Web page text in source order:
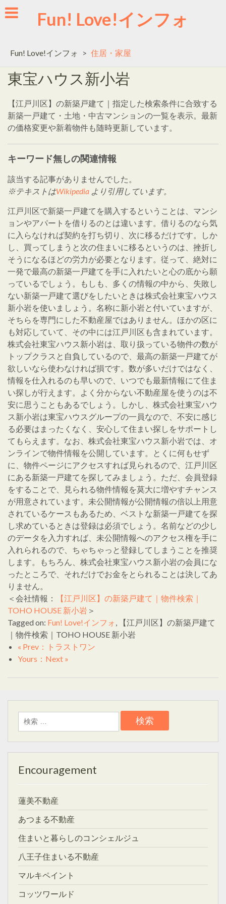
Skip
to
Fun! Love!インフォ
Fun! Love!インフォ > 住居・家屋
東宝ハウス新小岩
【江戸川区】の新築戸建て｜指定した検索条件に合致する
新築一戸建て・土地・中古マンションの一覧を表示。最新
の価格変更や新着物件も随時更新しています。
キーワード無しの関連情報
該当する記事がありませんでした。
※テキストはWikipedia より引用しています。
江戸川区で新築一戸建てを購入するということは、マンシ
ョンやアパートを借りるのとは違います。借りるのなら気
に入らなければ契約を打ち切り、次に移るだけです。しか
し、買ってしまうと次の住まいに移るというのは、挫折し
そうになるほどの労力が必要となります。従って、絶対に
一発で最高の新築一戸建てを手に入れたいと心の底から願
っているでしょう。もしも、多くの情報の中から、失敗し
ない新築一戸建て選びをしたいときは株式会社東宝ハウス
新小岩を使いましょう。名称に新小岩と付いていますが、
そちらを専門にした不動産屋ではありません。ほかの区に
も対応していて、その中には江戸川区も含まれています。
株式会社東宝ハウス新小岩は、取り扱っている物件の数が
トップクラスと自負しているので、最高の新築一戸建てが
欲しいなら使わなければ損です。数が多いだけではなく、
情報を仕入れるのも早いので、いつでも最新情報にて住ま
い探しが行えます。よく分からない不動産屋を使うのは不
安に思うこともあるでしょう。しかし、株式会社東宝ハウ
ス新小岩は東宝ハウスグループの一員なので、不安に感じ
る必要はまったくなく、安心して住まい探しをサポートし
てもらえます。なお、株式会社東宝ハウス新小岩では、オ
ンラインで物件情報を公開しています。とくに何もせず
に、物件ページにアクセスすれば見られるので、江戸川区
にある新築一戸建てを探してみましょう。ただ、会員登録
をすることで、見られる物件情報を莫大に増やすチャンス
が用意されています。未公開情報が公開情報の倍以上用意
されているケースもあるため、ベストな新築一戸建てを探
し求めているときは登録は必須でしょう。名前などの少し
のデータを入力すれば、未公開情報へのアクセス権を手に
入れられるので、ちゃちゃっと登録してしまうことを推奨
します。もちろん、株式会社東宝ハウス新小岩の会員にな
ったところで、それだけでお金をとられることは決してあ
りません。
＜会社情報：
【江戸川区】の新築戸建て｜物件検索｜
TOHO HOUSE 新小岩 ＞
Tagged on: Fun! Love!インフォ , 【江戸川区】の新築戸建て
｜物件検索｜TOHO HOUSE 新小岩
« Prev：トラストワン
Yours：Next »
検
索:
Encouragement
蓮美不動産
あつまる不動産
住まいと暮らしのコンシェルジュ
八王子住まいる不動産
マルキペイント
コッツワールド